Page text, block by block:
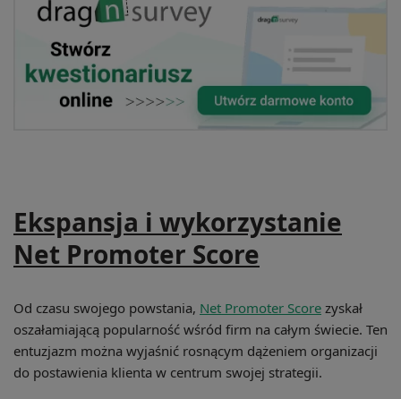
Ekspansja i wykorzystanie
Net Promoter Score
Od czasu swojego powstania, Net Promoter Score zyskał
oszałamiającą popularność wśród firm na całym świecie. Ten
entuzjazm można wyjaśnić rosnącym dążeniem organizacji
do postawienia klienta w centrum swojej strategii.